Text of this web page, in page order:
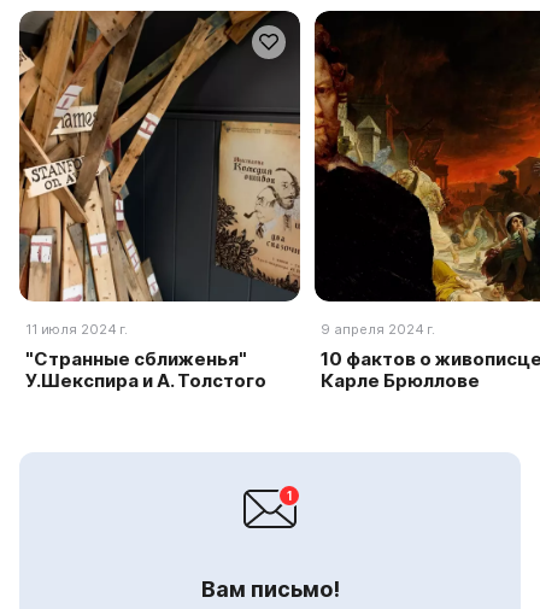
11 июля 2024 г.
"Странные сближенья"
У.Шекспира и А. Толстого
9 апреля 2024 г.
10 фактов о
Карле Брюллове
Вам письмо!